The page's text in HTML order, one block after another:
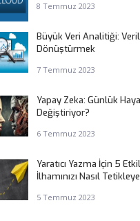
8 Temmuz 2023
Büyük Veri Analitiği:
Dönüştürmek
7 Temmuz 2023
Yapay Zeka: Günlük
Değiştiriyor?
6 Temmuz 2023
Yaratıcı Yazma İçin 5
İlhamınızı Nasıl
5 Temmuz 2023